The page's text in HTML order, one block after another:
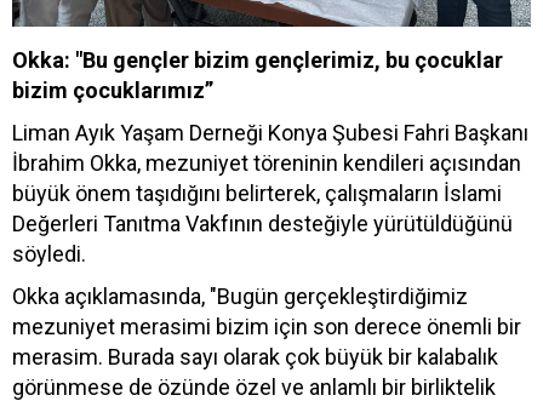
Okka: "Bu gençler bizim gençlerimiz, bu çocuklar
bizim çocuklarımız”
Liman Ayık Yaşam Derneği Konya Şubesi Fahri Başkanı
İbrahim Okka, mezuniyet töreninin kendileri açısından
büyük önem taşıdığını belirterek, çalışmaların İslami
Değerleri Tanıtma Vakfının desteğiyle yürütüldüğünü
söyledi.
Okka açıklamasında, "Bugün gerçekleştirdiğimiz
mezuniyet merasimi bizim için son derece önemli bir
merasim. Burada sayı olarak çok büyük bir kalabalık
görünmese de özünde özel ve anlamlı bir birliktelik